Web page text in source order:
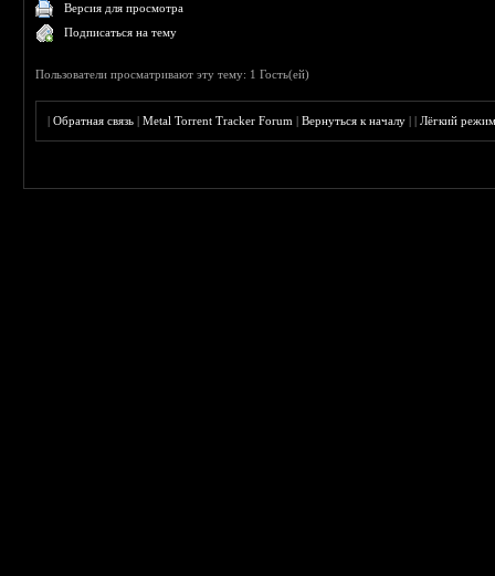
Версия для просмотра
Подписаться на тему
Пользователи просматривают эту тему: 1 Гость(ей)
|Обратная связь |Metal Torrent Tracker Forum |Вернуться к началу ||Лёгкий